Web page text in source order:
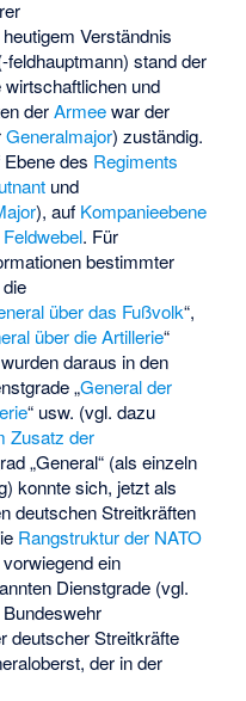
Verständnis
feldhauptmann) stand der
und
derArmeewar der
Generalmajor) zuständig.
des Regiments
und
), auf Kompanieebene
Feldwebel. Für
bestimmter
über das Fußvolk“,
über die Artillerie“
daraus in den
„General der
“ usw. (vgl. dazu
Zusatz der
„General“ (als einzeln
konnte sich, jetzt als
deutschen Streitkräften
Rangstruktur der NATO
ein
Dienstgrade (vgl.
deutscher Streitkräfte
der in der